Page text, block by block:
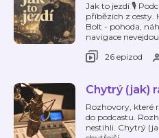
Jak to jezdí 🎙️
příbězích z cesty.
Bolt - pohoda,
navigace nevejdou
26 epizod
Chytrý (jak)
Rozhovory, které
do podcastu.
nestihli. Chytrý